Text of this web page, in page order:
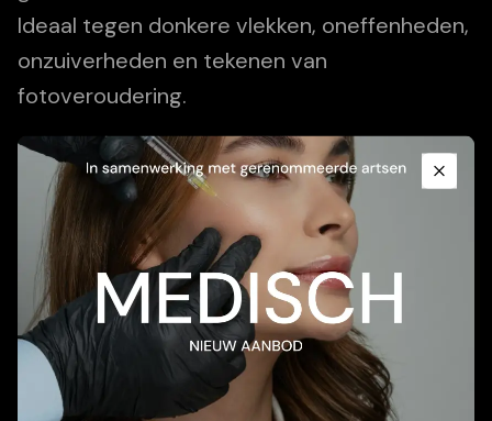
Ideaal tegen donkere vlekken, oneffenheden,
onzuiverheden en tekenen van
fotoveroudering.
Add To Cart
Beschrijving
Toepassing
Ingrediënten